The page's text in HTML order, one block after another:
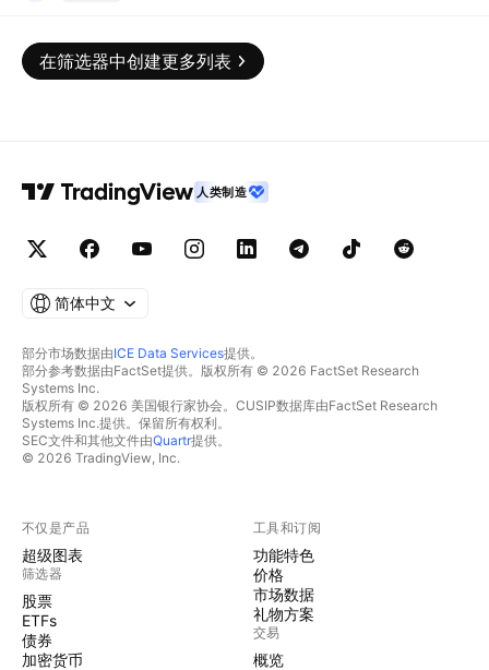
在筛选器中创建更多列表
人类制造
简体中文
部分市场数据由ICE Data Services提供。
部分参考数据由FactSet提供。版权所有 © 2026 FactSet Research
Systems Inc.
版权所有 © 2026 美国银行家协会。CUSIP数据库由FactSet Research
Systems Inc.提供。保留所有权利。
SEC文件和其他文件由Quartr提供。
© 2026 TradingView, Inc.
不仅是产品
超级图表
筛选器
股票
ETFs
债券
加密货币
工具和订阅
功能特色
价格
市场数据
礼物方案
交易
概览